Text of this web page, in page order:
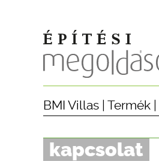
BMI Villas Termék
kapcsolat